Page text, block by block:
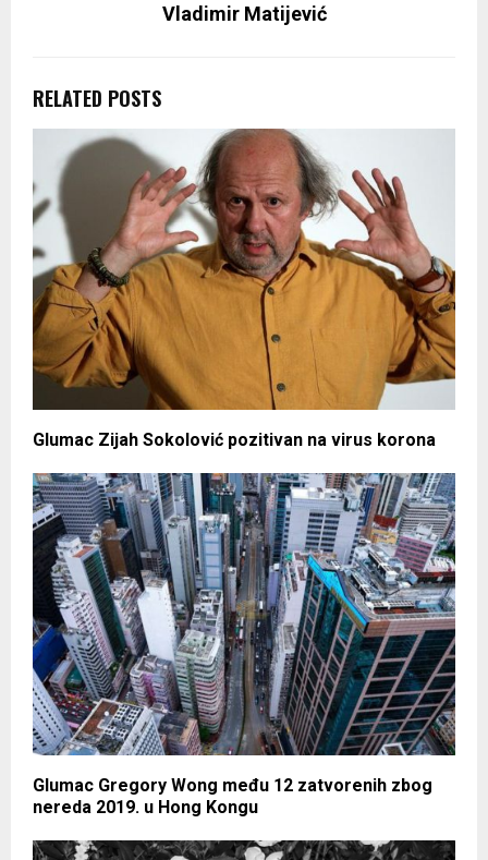
Vladimir Matijević
RELATED POSTS
Glumac Zijah Sokolović pozitivan na virus korona
Glumac Gregory Wong među 12 zatvorenih zbog
nereda 2019. u Hong Kongu